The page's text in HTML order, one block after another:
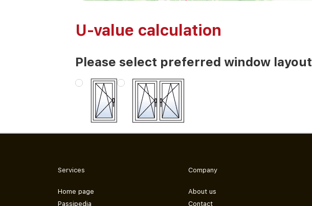
U-value calculation
Please select preferred window layout
Services
Home page
Passipedia
Company
About us
Contact